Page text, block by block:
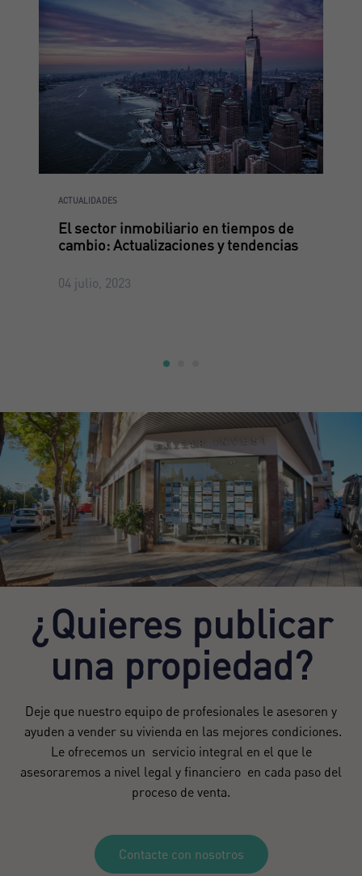
ACTUALIDADES
El sector inmobiliario en tiempos de
cambio: Actualizaciones y tendencias
04 julio, 2023
¿Quieres publicar
una propiedad?
Deje que nuestro equipo de profesionales le asesoren y
ayuden a vender su vivienda en las mejores condiciones.
Le ofrecemos un servicio integral en el que le
asesoraremos a nivel legal y financiero en cada paso del
proceso de venta.
Contacte con nosotros